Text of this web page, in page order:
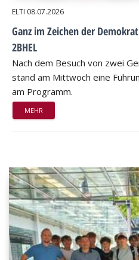
ELTI 08.07.2026
Ganz im Zeichen der
2BHEL
Nach dem Besuch von zwei
stand am Mittwoch eine
am Programm.
MEHR